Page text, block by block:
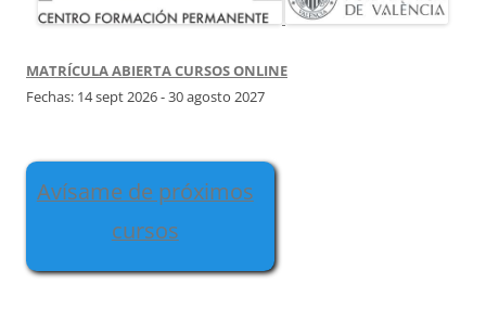
MATRÍCULA ABIERTA CURSOS ONLINE
Fechas: 14 sept 2026 - 30 agosto 2027
Avísame de próximos
cursos